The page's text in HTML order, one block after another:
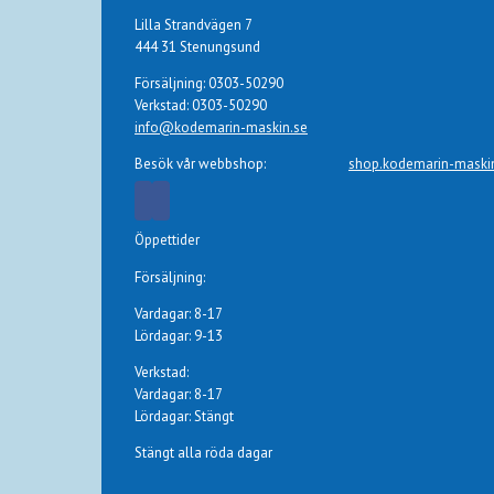
Lilla Strandvägen 7
444 31 Stenungsund
Försäljning: 0303-50290
Verkstad: 0303-50290
info@kodemarin-maskin.se
Besök vår webbshop: shop.kodemarin-
Öppettider
Försäljning:
Vardagar: 8-17
Lördagar: 9-13
Verkstad:
Vardagar: 8-17
Lördagar: Stängt
Stängt alla röda dagar